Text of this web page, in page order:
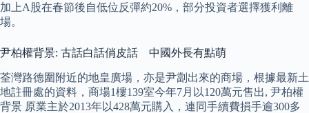
加上A股在春節後自低位反彈約20%，部分投資者選擇獲利離
場。
尹柏權背景: 古話白話俏皮話 中國外長有點萌
荃灣路德圍附近的地皇廣場，亦是尹劏出來的商場，根據最新土
地註冊處的資料，商場1樓139室今年7月以120萬元售出, 尹柏權
背景 原業主於2013年以428萬元購入，連同手續費損手逾300多